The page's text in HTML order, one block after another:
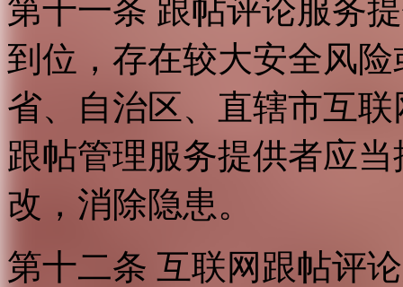
第十一条 跟帖评论服务
到位，存在较大安全风
省、自治区、直辖市互
跟帖管理服务提供者应
改，消除隐患。
第十二条 互联网跟帖评